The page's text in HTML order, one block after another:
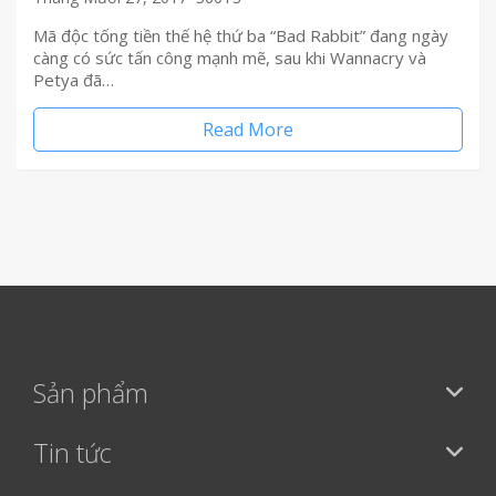
Mã độc tống tiền thế hệ thứ ba “Bad Rabbit” đang ngày
càng có sức tấn công mạnh mẽ, sau khi Wannacry và
Petya đã…
Read More
Sản phẩm
Tin tức